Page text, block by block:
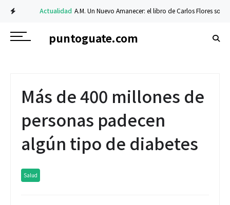
Actualidad A.M. Un Nuevo Amanecer: el libro de Carlos Flores sobre fe
puntoguate.com
Más de 400 millones de
personas padecen
algún tipo de diabetes
Salud